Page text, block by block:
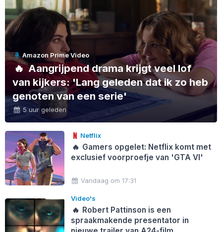
Amazon Prime Video
🔥Aangrijpend drama krijgt veel lof
van kijkers: 'Lang geleden dat ik zo heb
genoten van een serie'
5 uur geleden
Netflix
🔥 Gamers opgelet: Netflix komt met
exclusief voorproefje van 'GTA VI'
Vandaag om 17:31
Video's
🔥 Robert Pattinson is een
spraakmakende presentator in